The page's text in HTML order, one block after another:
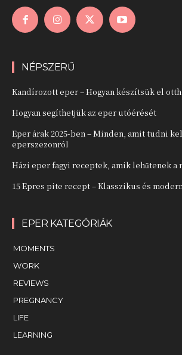
NÉPSZERŰ
Kandírozott eper – Hogyan készítsük el
Hogyan segíthetjük az eper utóérését
Eper árak 2025-ben – Minden, amit tudni
eperszezonról
Házi eper fagyi receptek, amik lehűtenek a
15 Epres pite recept – Klasszikus és
EPER KATEGÓRIÁK
MOMENTS
WORK
REVIEWS
PREGNANCY
LIFE
LEARNING